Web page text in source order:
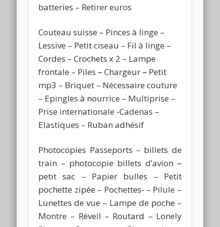
batteries – Retirer euros
Couteau suisse – Pinces à linge –
Lessive – Petit ciseau – Fil à linge –
Cordes – Crochets x 2 – Lampe
frontale – Piles – Chargeur – Petit
mp3 – Briquet – Nécessaire couture
– Epingles à nourrice – Multiprise –
Prise internationale -Cadenas –
Elastiques – Ruban adhésif
Photocopies Passeports – billets de
train – photocopie billets d’avion –
petit sac – Papier bulles – Petit
pochette zipée – Pochettes- – Pilule –
Lunettes de vue – Lampe de poche –
Montre – Réveil – Routard – Lonely